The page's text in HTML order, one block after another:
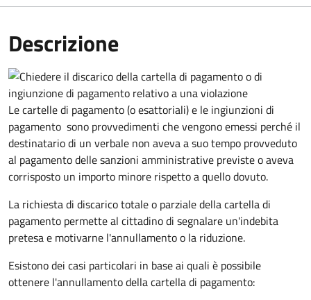
Descrizione
Le cartelle di pagamento (o esattoriali) e le ingiunzioni di
pagamento sono provvedimenti che vengono emessi perché il
destinatario di un verbale non aveva a suo tempo provveduto
al pagamento delle sanzioni amministrative previste o aveva
corrisposto un importo minore rispetto a quello dovuto.
La richiesta di discarico totale o parziale della cartella di
pagamento permette al cittadino di segnalare un'indebita
pretesa e motivarne l'annullamento o la riduzione.
Esistono dei casi particolari in base ai quali è possibile
ottenere l'annullamento della cartella di pagamento: